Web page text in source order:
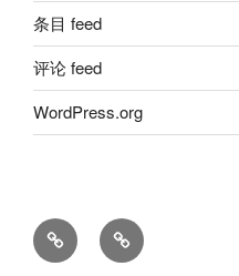
条目 feed
评论 feed
WordPress.org
留
言
粵
語